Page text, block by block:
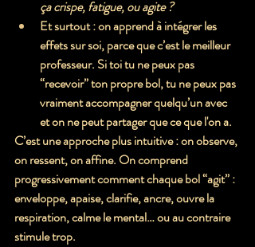
ça crispe, fatigue, ou agite ?
Et surtout : on apprend à intégrer les
effets sur soi, parce que c’est le meilleur
professeur. Si toi tu ne peux pas
“recevoir” ton propre bol, tu ne peux pas
vraiment accompagner quelqu’un avec
et on ne peut partager que ce que l'on a.
C’est une approche plus intuitive : on observe,
on ressent, on affine. On comprend
progressivement comment chaque bol “agit” :
enveloppe, apaise, clarifie, ancre, ouvre la
respiration, calme le mental… ou au contraire
stimule trop.